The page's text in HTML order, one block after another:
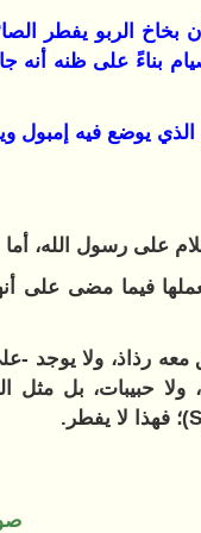
الربو يفطر
بناءً على ظنه
يوضع فيه إمبول
على رسول الله، أما
فيما مضى على
رذاذ، ولا يوجد -
ولا حبيبات، بل
)؛ فهذا لا يفطر.